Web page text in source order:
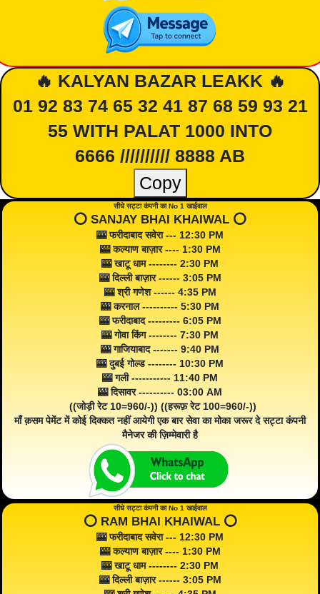
🔥 KALYAN BAZAR LEAKK 🔥
01 92 83 74 65 32 41 87 68 59 93 21
55 WITH PALAT 1000 INTO
6666 ////////// 8888 AB
Copy
सीधे सट्टा कंपनी का No 1 खाईवाल
⭕️ SANJAY BHAI KHAIWAL ⭕️
🎰 फरीदाबाद सवेरा --- 12:30 PM
🎰 कल्याण बाज़ार ---- 1:30 PM
🎰 खाटू धाम -------- 2:30 PM
🎰 दिल्ली बाज़ार ------ 3:05 PM
🎰 श्री गणेश ------ 4:35 PM
🎰 करनाल ---------- 5:30 PM
🎰 फरीदाबाद --------- 6:05 PM
🎰 गोवा किंग -------- 7:30 PM
🎰 गाजियाबाद ------- 9:40 PM
🎰 दुबई गोल्ड -------- 10:30 PM
🎰 गली ----------- 11:40 PM
🎰 दिसावर ---------- 03:00 AM
((जोड़ी रेट 10=960/-)) ((हरूफ़ रेट 100=960/-))
माँ क़सम पेमेंट में कोई दिक्कत नहीं आयेगी एक बार सेवा का मोका जरूर दे सट्टा कंपनी
मैनेजर की ज़िम्मेवारी है
सीधे सट्टा कंपनी का No 1 खाईवाल
⭕️ RAM BHAI KHAIWAL ⭕️
🎰 फरीदाबाद सवेरा --- 12:30 PM
🎰 कल्याण बाज़ार ---- 1:30 PM
🎰 खाटू धाम -------- 2:30 PM
🎰 दिल्ली बाज़ार ------ 3:05 PM